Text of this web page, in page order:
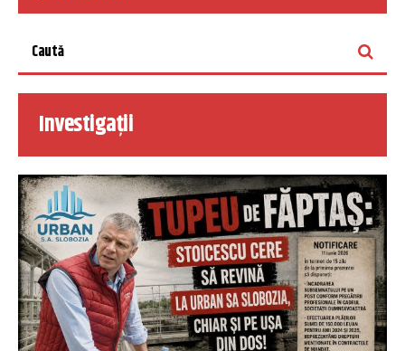
Investigații